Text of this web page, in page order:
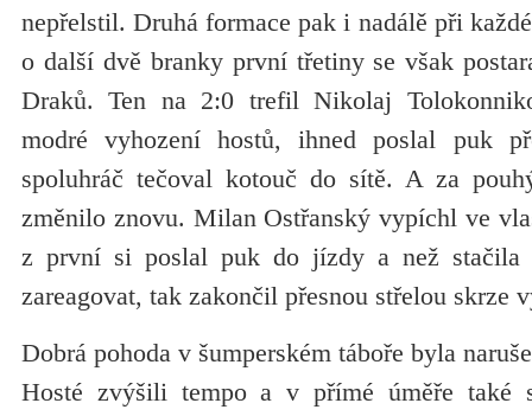
nepřelstil. Druhá formace pak i nadálě při
o další dvě branky první třetiny se však
Draků. Ten na 2:0 trefil Nikolaj
modré vyhození hostů, ihned poslal puk
spoluhráč tečoval kotouč do sítě. A za
změnilo znovu. Milan Ostřanský vypíchl ve
z první si poslal puk do jízdy a než stačila
zareagovat, tak zakončil přesnou střelou skrze
Dobrá pohoda v šumperském táboře byla
Hosté zvýšili tempo a v přímé úměře také